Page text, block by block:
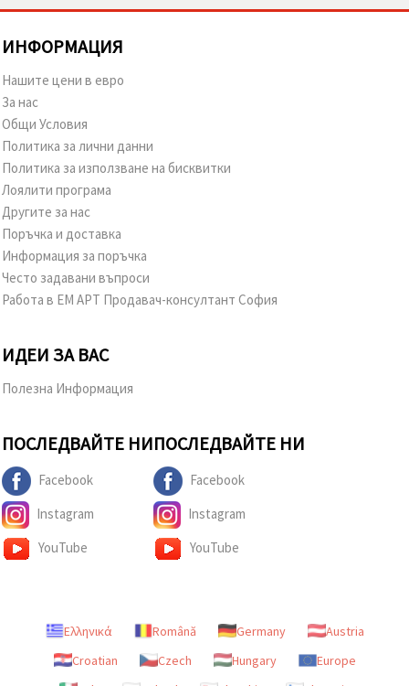
ИНФОРМАЦИЯ
Нашите цени в евро
За нас
Общи Условия
Политика за лични данни
Политика за използване на бисквитки
Лоялити програма
Другите за нас
Поръчка и доставка
Информация за поръчка
Често задавани въпроси
Работа в ЕМ АРТ Продавач-консултант София
ИДЕИ ЗА ВАС
Полезна Информация
ПОСЛЕДВАЙТЕ НИ
Facebook
Instagram
YouTube
ПОСЛЕДВАЙТЕ НИ
Facebook
Instagram
YouTube
Ελληνικά Română Germany
Austria
Croatian
Czech Hungary
Europe